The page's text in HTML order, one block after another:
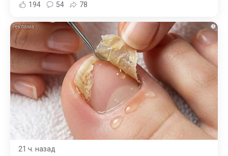
194 54 78
i
21 ч. назад